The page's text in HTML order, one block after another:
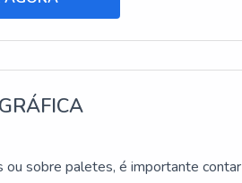
ou sobre paletes, é importante contar